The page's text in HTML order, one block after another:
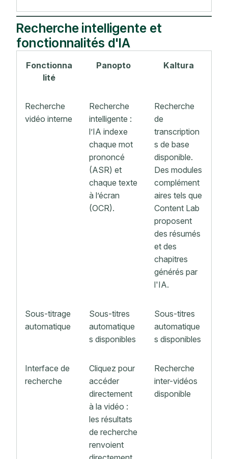
Recherche intelligente et
fonctionnalités d'IA
Fonctionna
lité
Panopto Kaltura
Recherche
vidéo interne
Recherche
intelligente :
l’IA indexe
chaque mot
prononcé
(ASR) et
chaque texte
à l’écran
(OCR).
Recherche
de
transcription
s de base
disponible.
Des modules
complément
aires tels que
Content Lab
proposent
des résumés
et des
chapitres
générés par
l'IA.
Sous-titrage
automatique
Sous-titres
automatique
s disponibles
Sous-titres
automatique
s disponibles
Interface de
recherche
Cliquez pour
accéder
directement
à la vidéo :
les résultats
de recherche
renvoient
Recherche
inter-vidéos
disponible